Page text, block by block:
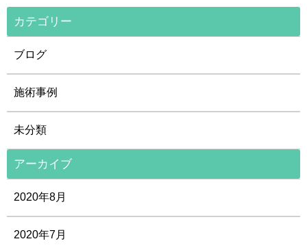
カテゴリー
ブログ
施術事例
未分類
アーカイブ
2020年8月
2020年7月